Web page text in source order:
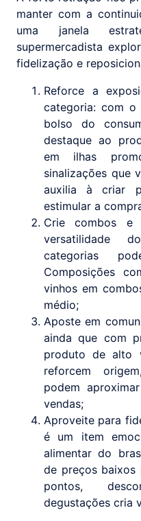
manter com a
uma janela
supermercadista
fidelização e
Reforce a
categoria: com
bolso do
destaque ao
em ilhas
sinalizações que
auxilia à criar
estimular a
Crie combos e
versatilidade
categorias
Composições
vinhos em
médio;
Aposte em
ainda que com
produto de alto
reforcem
podem
vendas;
Aproveite para
é um item
alimentar do
de preços baixos
pontos,
degustações cria